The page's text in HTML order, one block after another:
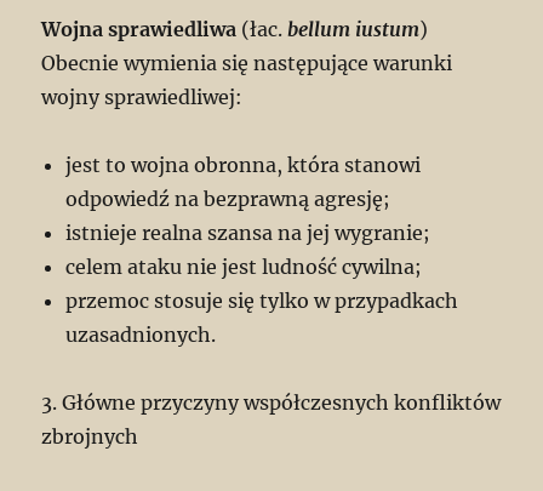
Wojna sprawiedliwa (łac.bellum iustum)
Obecnie wymienia się następujące warunki
wojny sprawiedliwej:
jest to wojna obronna, która stanowi
odpowiedź na bezprawną agresję;
istnieje realna szansa na jej wygranie;
celem ataku nie jest ludność cywilna;
przemoc stosuje się tylko w przypadkach
uzasadnionych.
3. Główne przyczyny współczesnych konfliktów
zbrojnych